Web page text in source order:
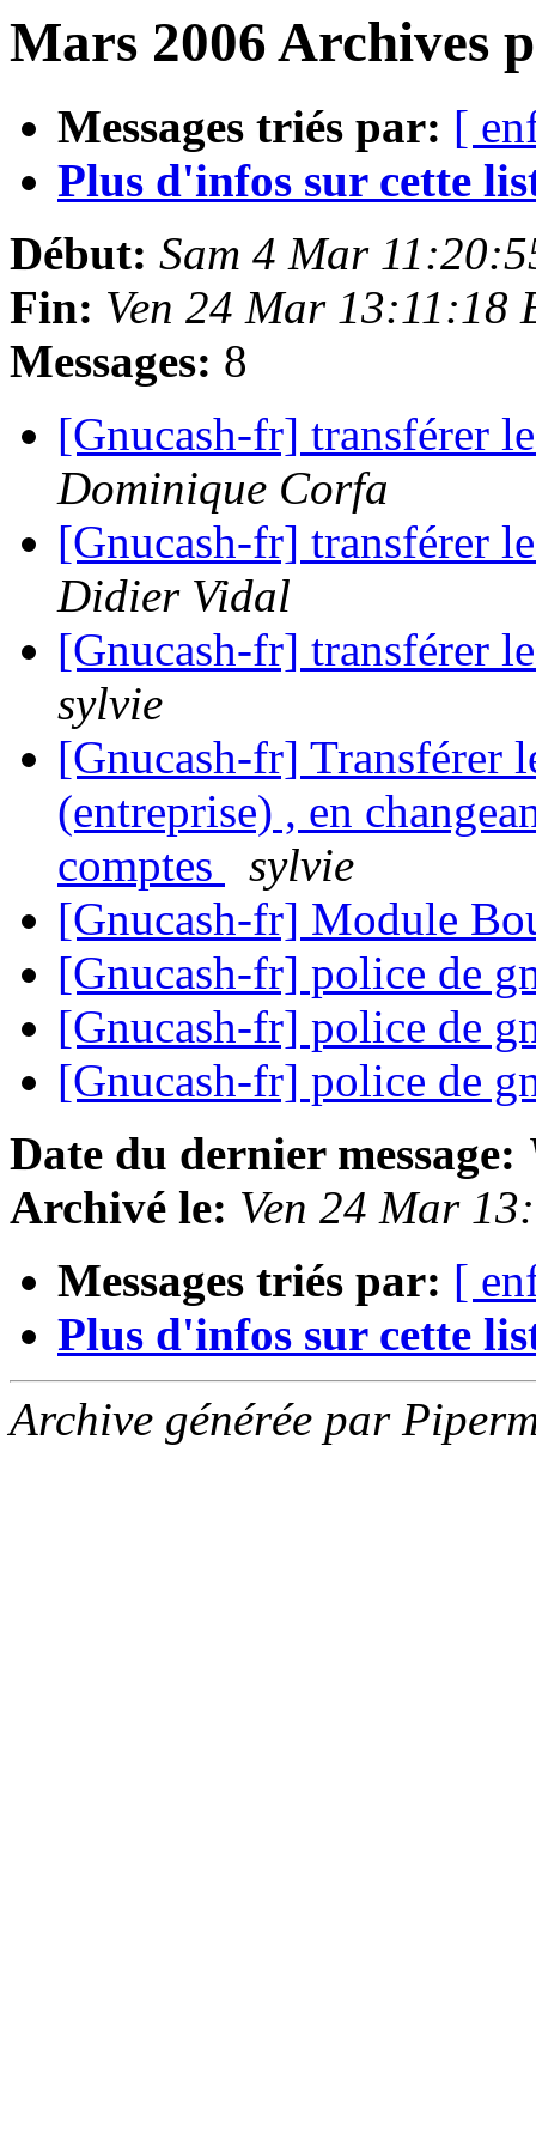
Mars 2006 Archives
Messages triés par: [
Plus d'infos sur cette
Début: Sam 4 Mar
Fin: Ven 24 Mar 13:11:18
Messages: 8
[Gnucash-fr] transférer
Dominique Corfa
[Gnucash-fr] transférer
Didier Vidal
[Gnucash-fr] transférer
sylvie
[Gnucash-fr] Transférer
(entreprise) , en
comptes
sylvie
[Gnucash-fr] Module
[Gnucash-fr] police de
[Gnucash-fr] police de
[Gnucash-fr] police de
Date du dernier message:
Archivé le: Ven 24 Mar
Messages triés par: [
Plus d'infos sur cette
Archive générée par